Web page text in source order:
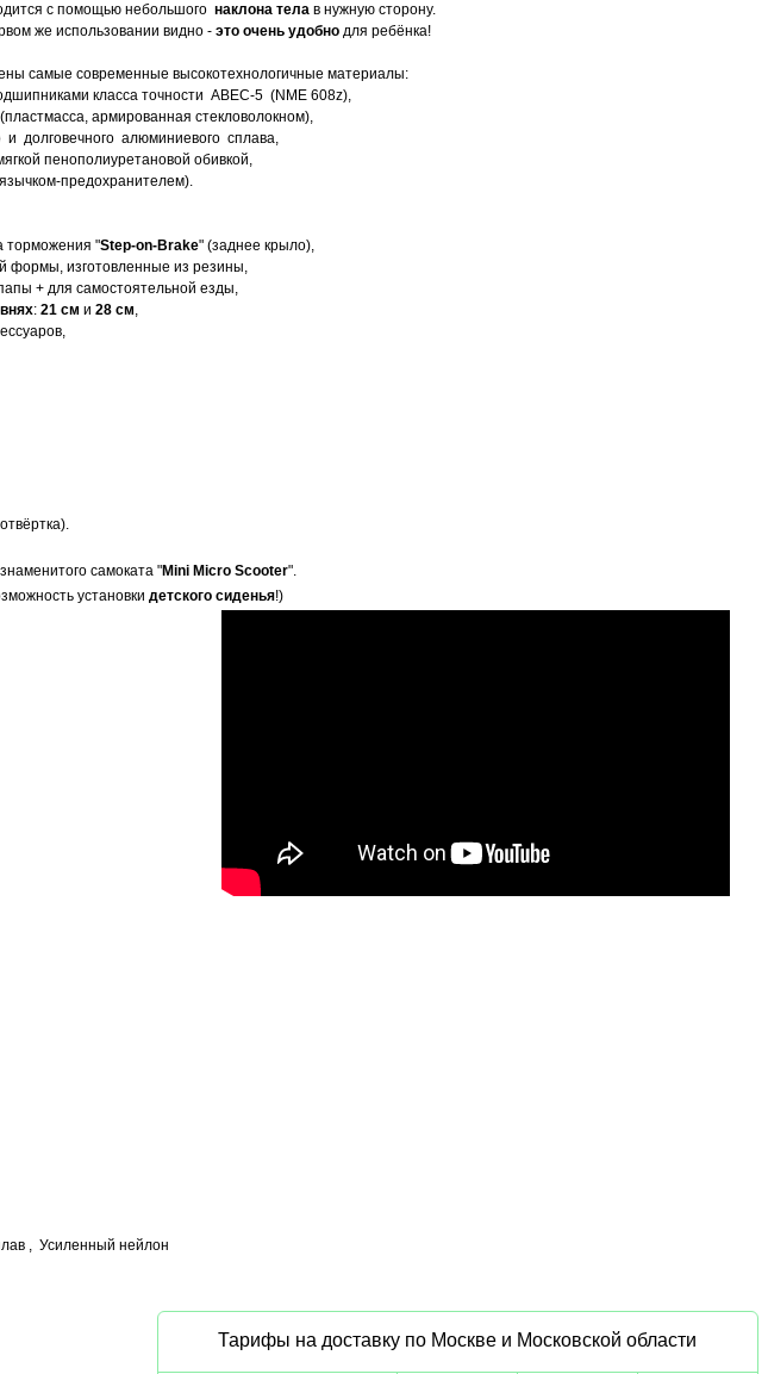
с помощью небольшого наклона тела в нужную сторону.
же использовании видно - это очень удобно для ребёнка!
самые современные высокотехнологичные материалы:
класса точности ABEC-5 (NME 608z),
армированная стекловолокном),
и долговечного алюминиевого сплава,
пенополиуретановой обивкой,
предохранителем).
торможения "Step-on-Brake" (заднее крыло),
формы, изготовленные из резины,
+ для самостоятельной езды,
: 21 см и 28 см,
самоката "Mini Micro Scooter".
установки детского сиденья!)
, Усиленный нейлон
Тарифы на доставку по Москве и Московской области